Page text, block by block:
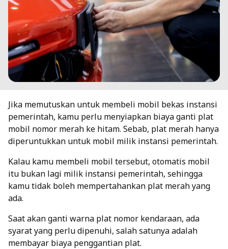
Jika memutuskan untuk membeli mobil bekas instansi
pemerintah, kamu perlu menyiapkan biaya ganti plat
mobil nomor merah ke hitam. Sebab, plat merah hanya
diperuntukkan untuk mobil milik instansi pemerintah.
Kalau kamu membeli mobil tersebut, otomatis mobil
itu bukan lagi milik instansi pemerintah, sehingga
kamu tidak boleh mempertahankan plat merah yang
ada.
Saat akan ganti warna plat nomor kendaraan, ada
syarat yang perlu dipenuhi, salah satunya adalah
membayar biaya penggantian plat.